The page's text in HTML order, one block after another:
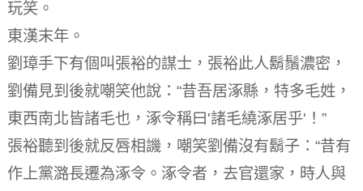
玩笑。
東漢末年。
劉璋手下有個叫張裕的謀士，張裕此人鬍鬚濃密，
劉備見到後就嘲笑他說：“昔吾居涿縣，特多毛姓，
東西南北皆諸毛也，涿令稱曰'諸毛繞涿居乎'！”
張裕聽到後就反唇相譏，嘲笑劉備沒有鬍子：“昔有
作上黨潞長遷為涿令。涿令者，去官還家，時人與